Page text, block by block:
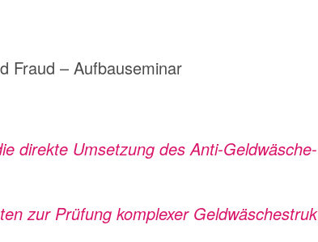
Fraud – Aufbauseminar
direkte Umsetzung des Anti-
zur Prüfung komplexer